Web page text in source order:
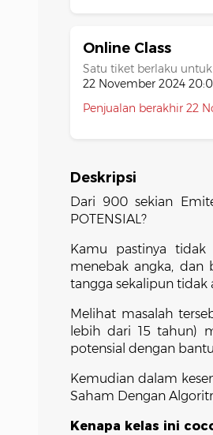
Online Class
Satu tiket berlaku
22 November 2024
Penjualan berakhir 22
Deskripsi
Dari 900 sekian
POTENSIAL?
Kamu pastinya tidak
menebak angka, dan
tangga sekalipun tidak
Melihat masalah
lebih dari 15 tahun)
potensial dengan
Kemudian dalam
Saham Dengan
Kenapa kelas ini